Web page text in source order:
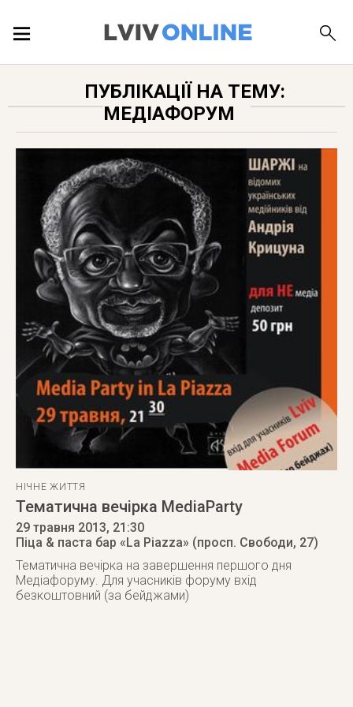
ПУБЛІКАЦІЇ
ДОВІДКА
ПУБЛІКАЦІЇ НА ТЕМУ:
МЕДІАФОРУМ
НІЧНЕ ЖИТТЯ
Тематична вечірка MediaParty
29 травня 2013, 21:30
Піца & паста бар «La Piazza» (просп. Свободи, 27)
Тематична вечірка на завершення першого дня
Медіафоруму. Для учасників форуму вхід
безкоштовний (за бейджами)